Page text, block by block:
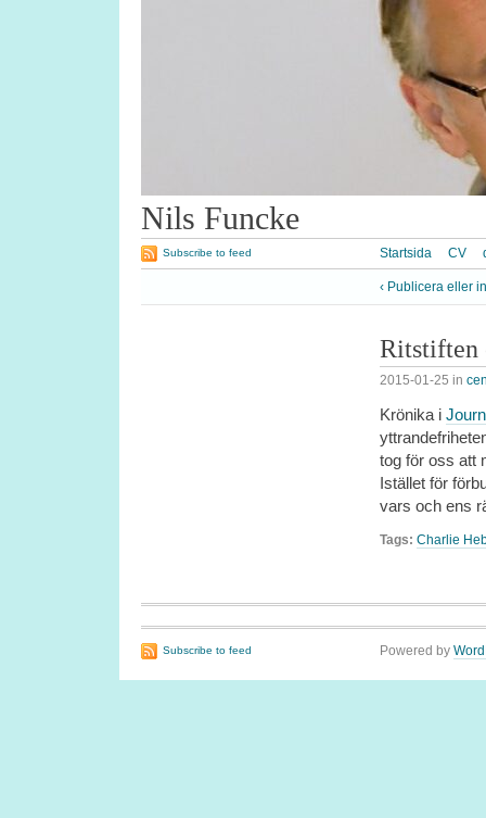
Nils Funcke
Startsida CV
Subscribe to feed
‹ Publicera eller
Ritstiften
2015-01-25 in
Krönika i
tog för oss att
Istället för
vars och ens
Tags: Charlie
Subscribe to feed Powered by